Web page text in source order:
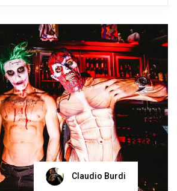
Claudio Burdi